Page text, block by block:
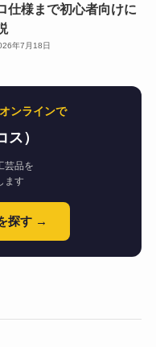
仕様まで初心者向けに
年7月18日
ンラインで
）
芸品を
ます
探す →